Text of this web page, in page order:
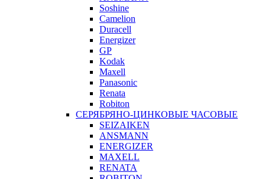
Soshine
Camelion
Duracell
Energizer
GP
Kodak
Maxell
Panasonic
Renata
Robiton
СЕРЯБРЯНО-ЦИНКОВЫЕ ЧАСОВЫЕ
SEIZAIKEN
ANSMANN
ENERGIZER
MAXELL
RENATA